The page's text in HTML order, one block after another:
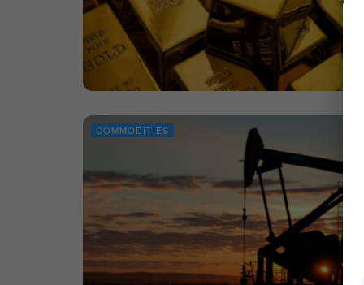
COMMODITIES